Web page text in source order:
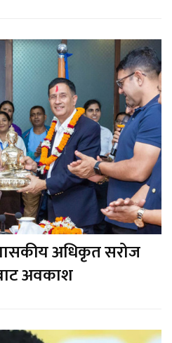
अधिकृत सरोज
अवकाश